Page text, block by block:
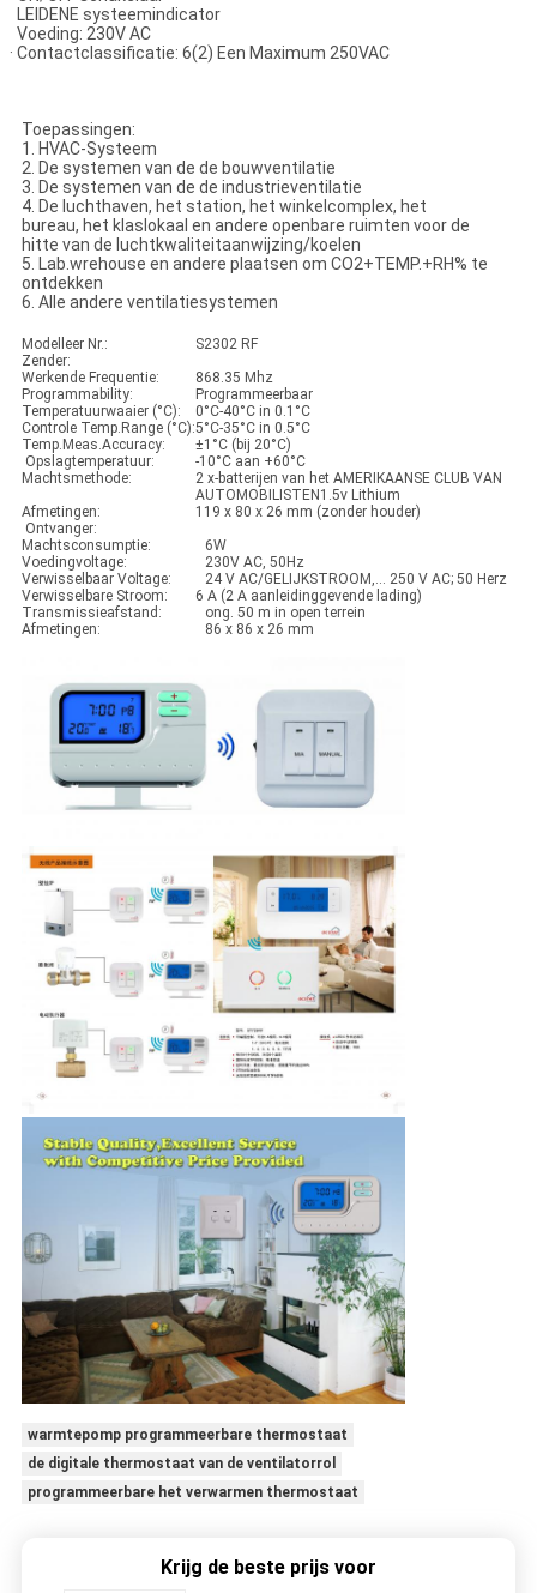
systeemindicator
230V AC
6(2) Een Maximum 250VAC
Toepassingen:
1. HVAC-Systeem
2. De systemen van de de bouwventilatie
3. De systemen van de de industrieventilatie
4. De luchthaven, het station, het winkelcomplex, het
bureau, het klaslokaal en andere openbare ruimten voor de
hitte van de luchtkwaliteitaanwijzing/koelen
5. Lab.wrehouse en andere plaatsen om CO2+TEMP.+RH% te
ontdekken
6. Alle andere ventilatiesystemen
Modelleer Nr.:
S2302 RF
Zender:
Werkende Frequentie:
868.35 Mhz
Programmability:
Programmeerbaar
Temperatuurwaaier (°C):
0°C-40°C in 0.1°C
Controle Temp.Range (°C):5°C-35°C in 0.5°C
Temp.Meas.Accuracy:
±1°C (bij 20°C)
Opslagtemperatuur:
-10°C aan +60°C
Machtsmethode:
2 x-batterijen van het AMERIKAANSE CLUB VAN
AUTOMOBILISTEN1.5v Lithium
Afmetingen:
119 x 80 x 26 mm (zonder houder)
Ontvanger:
Machtsconsumptie:
6W
Voedingvoltage:
230V AC, 50Hz
Verwisselbaar Voltage:
24 V AC/GELIJKSTROOM,… 250 V AC; 50 Herz
Verwisselbare Stroom:
6 A (2 A aanleidinggevende lading)
Transmissieafstand:
ong. 50 m in open terrein
Afmetingen:
86 x 86 x 26 mm
warmtepomp programmeerbare thermostaat
de digitale thermostaat van de ventilatorrol
programmeerbare het verwarmen thermostaat
Krijg de beste prijs voor